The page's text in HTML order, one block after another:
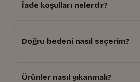
İade koşulları nelerdir?
Doğru bedeni nasıl seçerim?
Ürünler nasıl yıkanmalı?